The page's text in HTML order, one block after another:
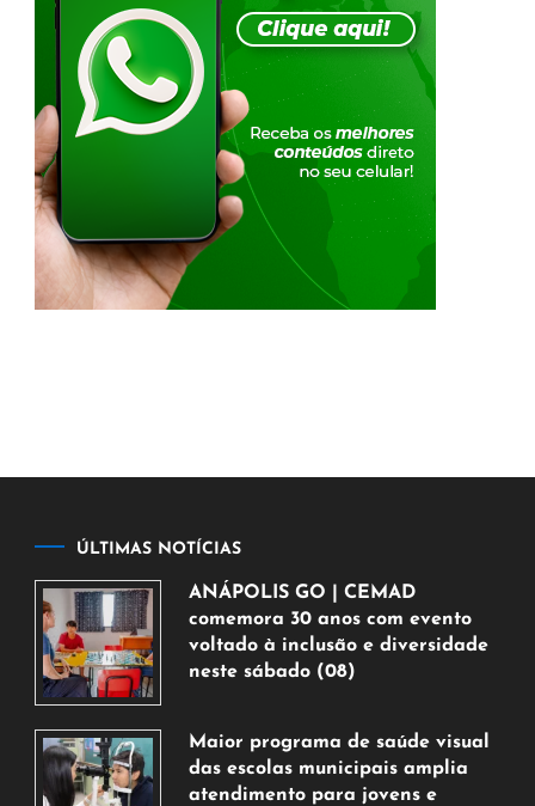
ÚLTIMAS NOTÍCIAS
ANÁPOLIS GO | CEMAD
comemora 30 anos com evento
voltado à inclusão e diversidade
neste sábado (08)
de
agosto
de
Maior programa de saúde visual
das escolas municipais amplia
atendimento para jovens e